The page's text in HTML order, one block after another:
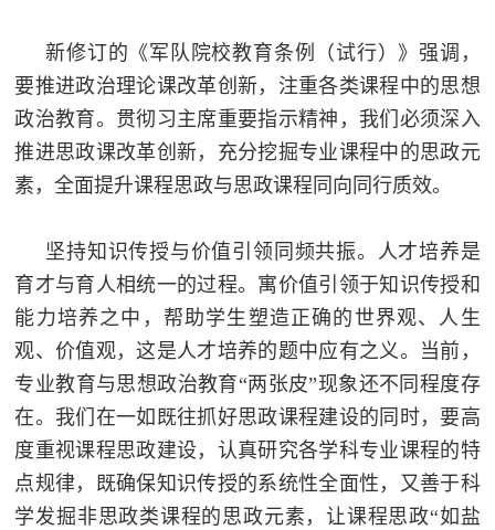
新修订的《军队院校教育条例（试行）》强调，
要推进政治理论课改革创新，注重各类课程中的思想
政治教育。贯彻习主席重要指示精神，我们必须深入
推进思政课改革创新，充分挖掘专业课程中的思政元
素，全面提升课程思政与思政课程同向同行质效。
坚持知识传授与价值引领同频共振。人才培养是
育才与育人相统一的过程。寓价值引领于知识传授和
能力培养之中，帮助学生塑造正确的世界观、人生
观、价值观，这是人才培养的题中应有之义。当前，
专业教育与思想政治教育“两张皮”现象还不同程度存
在。我们在一如既往抓好思政课程建设的同时，要高
度重视课程思政建设，认真研究各学科专业课程的特
点规律，既确保知识传授的系统性全面性，又善于科
学发掘非思政类课程的思政元素，让课程思政“如盐